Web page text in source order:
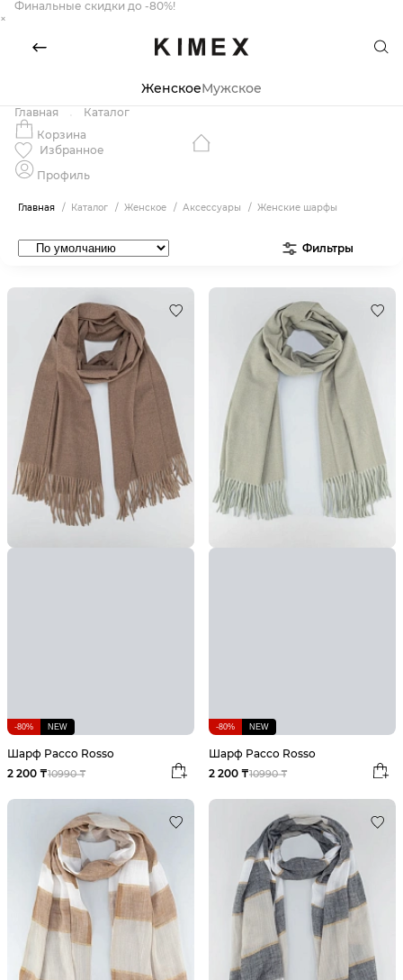
Финальные скидки до -80%!
×
ЖенскоеМужское
Главная
Каталог
Корзина
Избранное
Профиль
Главная Каталог Женское Аксессуары Женские шарфы
Фильтры
-80% NEW
Шарф Pacco Rosso
10990 ₸
2 200 ₸
-80% NEW
Шарф Pacco Rosso
10990 ₸
2 200 ₸